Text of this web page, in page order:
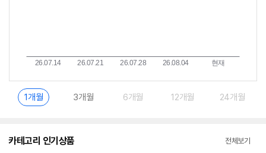
1개월 3개월 6개월 12개월 24개월
카테고리 인기상품 전체보기